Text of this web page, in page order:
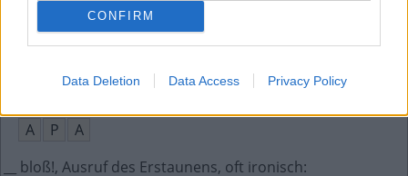
CONFIRM
Data Deletion Data Access Privacy Policy
__-1, Name des Autos im Film Ghostbusters (1984)
Abkürzung für eine österreichische Presseagentur
A
P
A
__ bloß!, Ausruf des Erstaunens, oft ironisch: